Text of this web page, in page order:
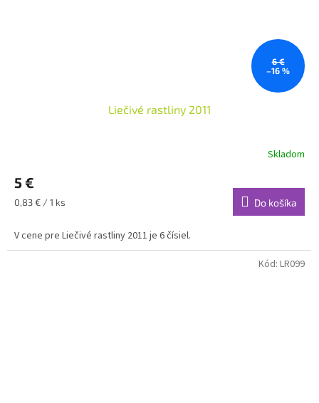
6 €
–16 %
Liečivé rastliny 2011
Skladom
5 €
Jednotková
0,83 € / 1 ks Do košíka
V cene pre Liečivé rastliny 2011 je 6 čísiel.
Kód: LR099